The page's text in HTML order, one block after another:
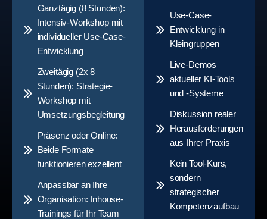
Ganztägig (8 Stunden):
Intensiv-Workshop mit
individueller Use-Case-
Entwicklung
Zweitägig (2x 8
Stunden): Strategie-
Workshop mit
Umsetzungsbegleitung
Präsenz oder Online:
Beide Formate
funktionieren exzellent
Anpassbar an Ihre
Organisation: Inhouse-
Trainings für Ihr Team
Use-Case-
Entwicklung in
Kleingruppen
Live-Demos
aktueller KI-Tools
und -Systeme
Diskussion realer
Herausforderungen
aus Ihrer Praxis
Kein Tool-Kurs,
sondern
strategischer
Kompetenzaufbau